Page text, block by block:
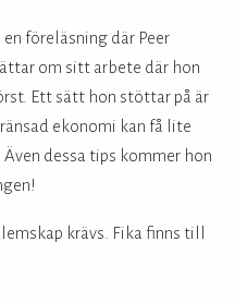
föreläsning där Peer
om sitt arbete där hon
Ett sätt hon stöttar på är
ekonomi kan få lite
dessa tips kommer hon
krävs. Fika finns till